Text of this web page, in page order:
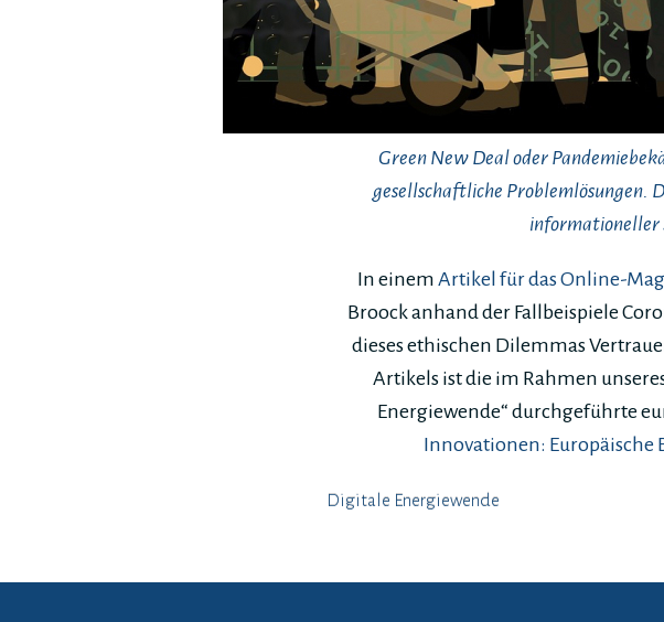
Green New Deal oder
gesellschaftliche Problemlösungen.
informationeller
In einem Artikel für das Online-
Broock anhand der Fallbeispiele
dieses ethischen Dilemmas
Artikels ist die im Rahmen
Energiewende“ durchgeführte
Innovationen: Europäische
Digitale Energiewende